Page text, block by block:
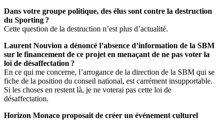
Dans votre groupe politique, des élus sont contre la destruction
du Sporting ?
Cette question de la destruction n’est plus d’actualité.
Laurent Nouvion a dénoncé l’absence d’information de la SBM
sur le financement de ce projet en menaçant de ne pas voter la
loi de désaffectation ?
En ce qui me concerne, l’arrogance de la direction de la SBM qui se
fiche de la position du conseil national, est carrément insupportable.
Si les choses en restent là, je ne voterai pas cette loi de
désaffectation.
Horizon Monaco proposait de créer un événement culturel